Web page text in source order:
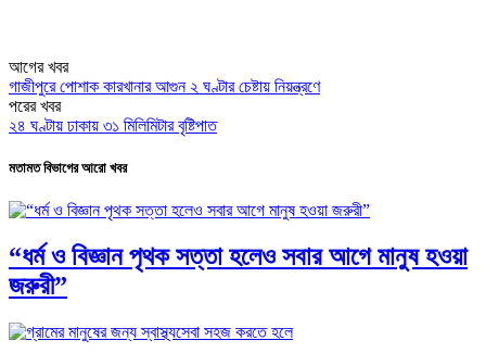
আগের খবর
গাজীপুরে পোশাক কারখানার আগুন ২ ঘণ্টার চেষ্টায় নিয়ন্ত্রণে
পরের খবর
২৪ ঘণ্টায় ঢাকায় ৩১ মিলিমিটার বৃষ্টিপাত
মতামত বিভাগের আরো খবর
“ধর্ম ও বিজ্ঞান পৃথক সত্তা হলেও সবার আগে মানুষ হওয়া
জরুরী”